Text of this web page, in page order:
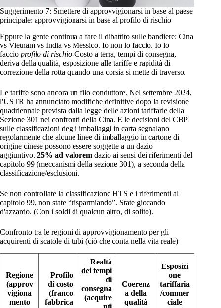
Suggerimento 7: Smettere di approvvigionarsi in base al paese
principale: approvvigionarsi in base al profilo di rischio
Eppure la gente continua a fare il dibattito sulle bandiere: Cina
vs Vietnam vs India vs Messico. Io non lo faccio. Io lo
faccio profilo di rischio-Costo a terra, tempi di consegna,
deriva della qualità, esposizione alle tariffe e rapidità di
correzione della rotta quando una corsia si mette di traverso.
Le tariffe sono ancora un filo conduttore. Nel settembre 2024,
l'USTR ha annunciato modifiche definitive dopo la revisione
quadriennale prevista dalla legge delle azioni tariffarie della
Sezione 301 nei confronti della Cina. E le decisioni del CBP
sulle classificazioni degli imballaggi in carta segnalano
regolarmente che alcune linee di imballaggio in cartone di
origine cinese possono essere soggette a un dazio
aggiuntivo. 25% ad valorem dazio ai sensi dei riferimenti del
capitolo 99 (meccanismi della sezione 301), a seconda della
classificazione/esclusioni.
Se non controllate la classificazione HTS e i riferimenti al
capitolo 99, non state “risparmiando”. State giocando
d'azzardo. (Con i soldi di qualcun altro, di solito).
Confronto tra le regioni di approvvigionamento per gli
acquirenti di scatole di tubi (ciò che conta nella vita reale)
Regione
(approv
vigiona
mento
Profilo
di costo
(franco
fabbrica
Realtà
dei tempi
di
consegna
(acquire
nti
Coerenz
a della
qualità
Esposizi
one
tariffaria
/commer
ciale